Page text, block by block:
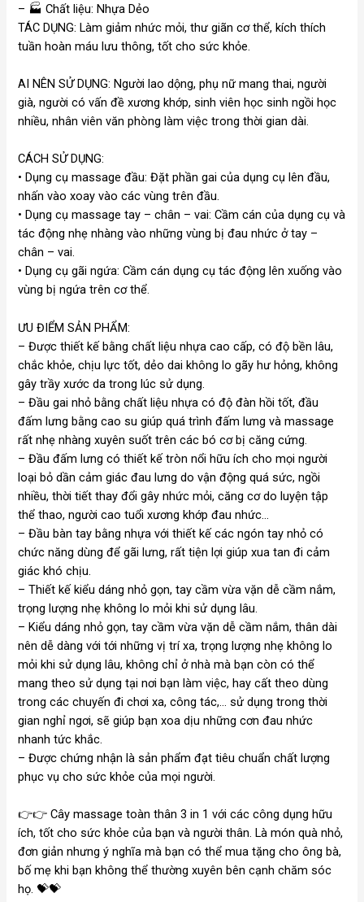
– 🏭 Chất liệu: Nhựa Dẻo
TÁC DỤNG: Làm giảm nhức mỏi, thư giãn cơ thể, kích thích
tuần hoàn máu lưu thông, tốt cho sức khỏe.
AI NÊN SỬ DỤNG: Người lao dộng, phụ nữ mang thai, người
già, người có vấn đề xương khớp, sinh viên học sinh ngồi học
nhiều, nhân viên văn phòng làm việc trong thời gian dài.
CÁCH SỬ DỤNG:
• Dụng cụ massage đầu: Đặt phần gai của dụng cụ lên đầu,
nhấn vào xoay vào các vùng trên đầu.
• Dụng cụ massage tay – chân – vai: Cầm cán của dụng cụ và
tác động nhẹ nhàng vào những vùng bị đau nhức ở tay –
chân – vai.
• Dụng cụ gãi ngứa: Cầm cán dụng cụ tác động lên xuống vào
vùng bị ngứa trên cơ thể.
ƯU ĐIỂM SẢN PHẨM:
– Được thiết kế bằng chất liệu nhựa cao cấp, có độ bền lâu,
chắc khỏe, chịu lực tốt, dẻo dai không lo gãy hư hỏng, không
gây trầy xước da trong lúc sử dụng.
– Đầu gai nhỏ bằng chất liệu nhựa có độ đàn hồi tốt, đầu
đấm lưng bằng cao su giúp quá trình đấm lưng và massage
rất nhẹ nhàng xuyên suốt trên các bó cơ bị căng cứng.
– Đầu đấm lưng có thiết kế tròn nổi hữu ích cho mọi người
loại bỏ dần cảm giác đau lưng do vận động quá sức, ngồi
nhiều, thời tiết thay đổi gây nhức mỏi, căng cơ do luyện tập
thể thao, người cao tuổi xương khớp đau nhức…
– Đầu bàn tay bằng nhựa với thiết kế các ngón tay nhỏ có
chức năng dùng để gãi lưng, rất tiện lợi giúp xua tan đi cảm
giác khó chịu.
– Thiết kế kiểu dáng nhỏ gọn, tay cầm vừa vặn dễ cầm nắm,
trọng lượng nhẹ không lo mỏi khi sử dụng lâu.
– Kiểu dáng nhỏ gọn, tay cầm vừa vặn dễ cầm nắm, thân dài
nên dễ dàng với tới những vị trí xa, trọng lượng nhẹ không lo
mỏi khi sử dụng lâu, không chỉ ở nhà mà bạn còn có thể
mang theo sử dụng tại nơi bạn làm việc, hay cất theo dùng
trong các chuyến đi chơi xa, công tác,… sử dụng trong thời
gian nghỉ ngơi, sẽ giúp bạn xoa dịu những cơn đau nhức
nhanh tức khắc.
– Được chứng nhận là sản phẩm đạt tiêu chuẩn chất lượng
phục vụ cho sức khỏe của mọi người.
👉👉 Cây massage toàn thân 3 in 1 với các công dụng hữu
ích, tốt cho sức khỏe của bạn và người thân. Là món quà nhỏ,
đơn giản nhưng ý nghĩa mà bạn có thể mua tặng cho ông bà,
bố mẹ khi bạn không thể thường xuyên bên cạnh chăm sóc
họ. 💝💝